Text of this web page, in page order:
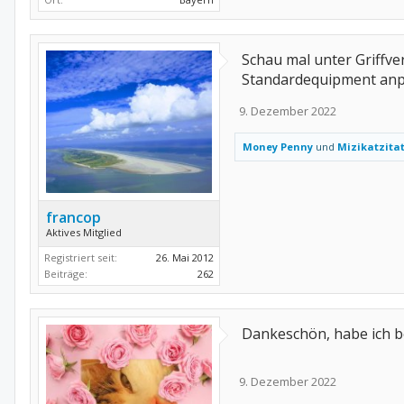
francop
Aktives Mitglied
Registriert seit:
26. Mai 2012
Beiträge:
262
Schau mal unter
Standardequipment
9. Dezember 2022
Money Penny und
Dankeschön, habe ich
9. Dezember 2022